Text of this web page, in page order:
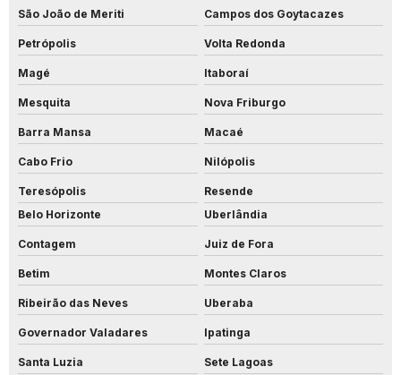
São João de Meriti Campos dos Goytacazes
Petrópolis Volta Redonda
Magé Itaboraí
Mesquita Nova Friburgo
Barra Mansa Macaé
Cabo Frio Nilópolis
Teresópolis
Resende
Belo Horizonte
Uberlândia
Contagem Juiz de Fora
Betim Montes Claros
Ribeirão das Neves Uberaba
Governador Valadares Ipatinga
Santa Luzia Sete Lagoas